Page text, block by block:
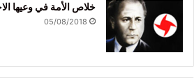
خلاص الأمة في وعيها
05/08/2018